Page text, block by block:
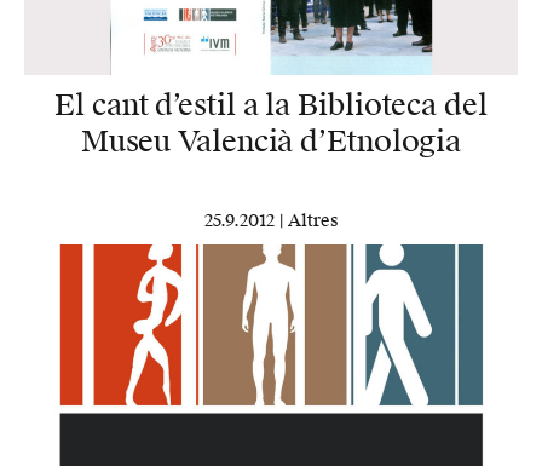
El cant d’estil a la Biblioteca del
Museu Valencià d’Etnologia
25.9.2012 | Altres